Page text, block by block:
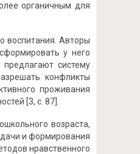
органичным для
воспитания. Авторы
у него
систему
конфликты
проживания
[3, с. 87].
возраста,
и формирования
нравственного